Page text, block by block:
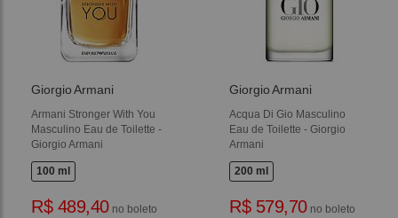
Giorgio Armani
Armani Stronger With You
Masculino Eau de Toilette -
Giorgio Armani
100 ml
R$ 489,40no boleto
Giorgio Armani
Acqua Di Gio Masculino
Eau de Toilette - Giorgio
Armani
200 ml
R$ 579,70no boleto